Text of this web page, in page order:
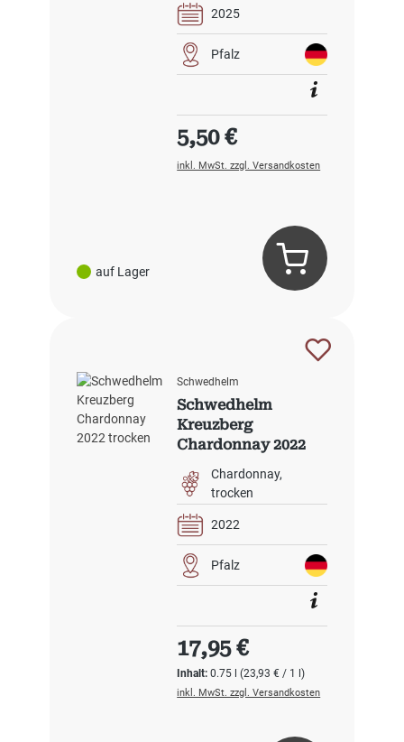
auf Lager
2025
Pfalz
Regulärer Preis:
5,50 €
inkl. MwSt. zzgl. Versandkosten
Schwedhelm
Schwedhelm
Kreuzberg
Chardonnay 2022
trocken
Chardonnay
trocken
2022
Pfalz
Inhalt:0.75 l(23,93 € / 1 l)
Regulärer Preis:
17,95 €
inkl. MwSt. zzgl. Versandkosten